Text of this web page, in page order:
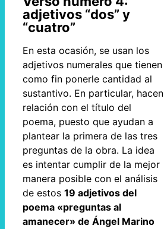
adjetivos “dos” y
“cuatro”
En esta ocasión, se usan los
adjetivos numerales que tienen
como fin ponerle cantidad al
sustantivo. En particular, hacen
relación con el título del
poema, puesto que ayudan a
plantear la primera de las tres
preguntas de la obra. La idea
es intentar cumplir de la mejor
manera posible con el análisis
de estos 19 adjetivos del
poema «preguntas al
amanecer» de Ángel Marino